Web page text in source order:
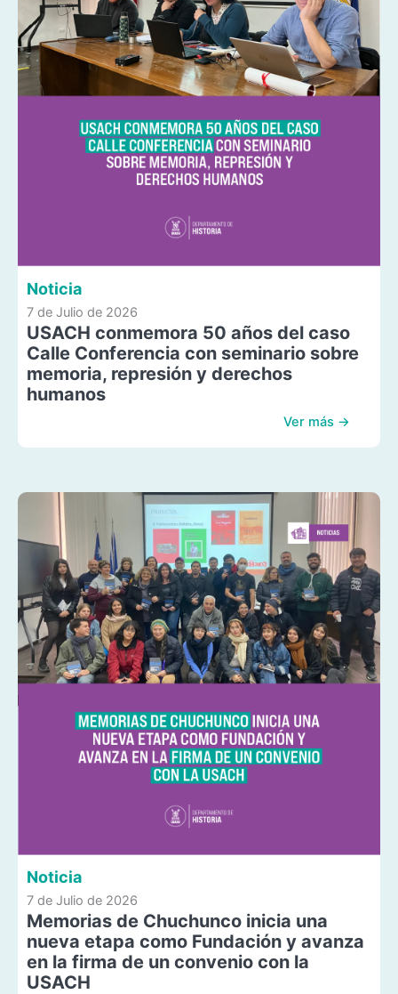
Noticia
7 de Julio de 2026
USACH conmemora 50 años del caso
Calle Conferencia con seminario sobre
memoria, represión y derechos
humanos
Ver más →
Noticia
7 de Julio de 2026
Memorias de Chuchunco inicia una
nueva etapa como Fundación y avanza
en la firma de un convenio con la
USACH